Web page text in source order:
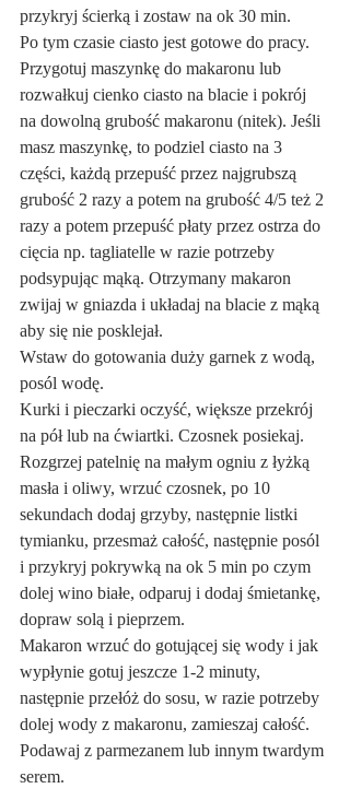
przykryj ścierką i zostaw na ok 30 min.
Po tym czasie ciasto jest gotowe do pracy.
Przygotuj maszynkę do makaronu lub
rozwałkuj cienko ciasto na blacie i pokrój
na dowolną grubość makaronu (nitek). Jeśli
masz maszynkę, to podziel ciasto na 3
części, każdą przepuść przez najgrubszą
grubość 2 razy a potem na grubość 4/5 też 2
razy a potem przepuść płaty przez ostrza do
cięcia np. tagliatelle w razie potrzeby
podsypując mąką. Otrzymany makaron
zwijaj w gniazda i układaj na blacie z mąką
aby się nie posklejał.
Wstaw do gotowania duży garnek z wodą,
posól wodę.
Kurki i pieczarki oczyść, większe przekrój
na pół lub na ćwiartki. Czosnek posiekaj.
Rozgrzej patelnię na małym ogniu z łyżką
masła i oliwy, wrzuć czosnek, po 10
sekundach dodaj grzyby, następnie listki
tymianku, przesmaż całość, następnie posól
i przykryj pokrywką na ok 5 min po czym
dolej wino białe, odparuj i dodaj śmietankę,
dopraw solą i pieprzem.
Makaron wrzuć do gotującej się wody i jak
wypłynie gotuj jeszcze 1-2 minuty,
następnie przełóż do sosu, w razie potrzeby
dolej wody z makaronu, zamieszaj całość.
Podawaj z parmezanem lub innym twardym
serem.